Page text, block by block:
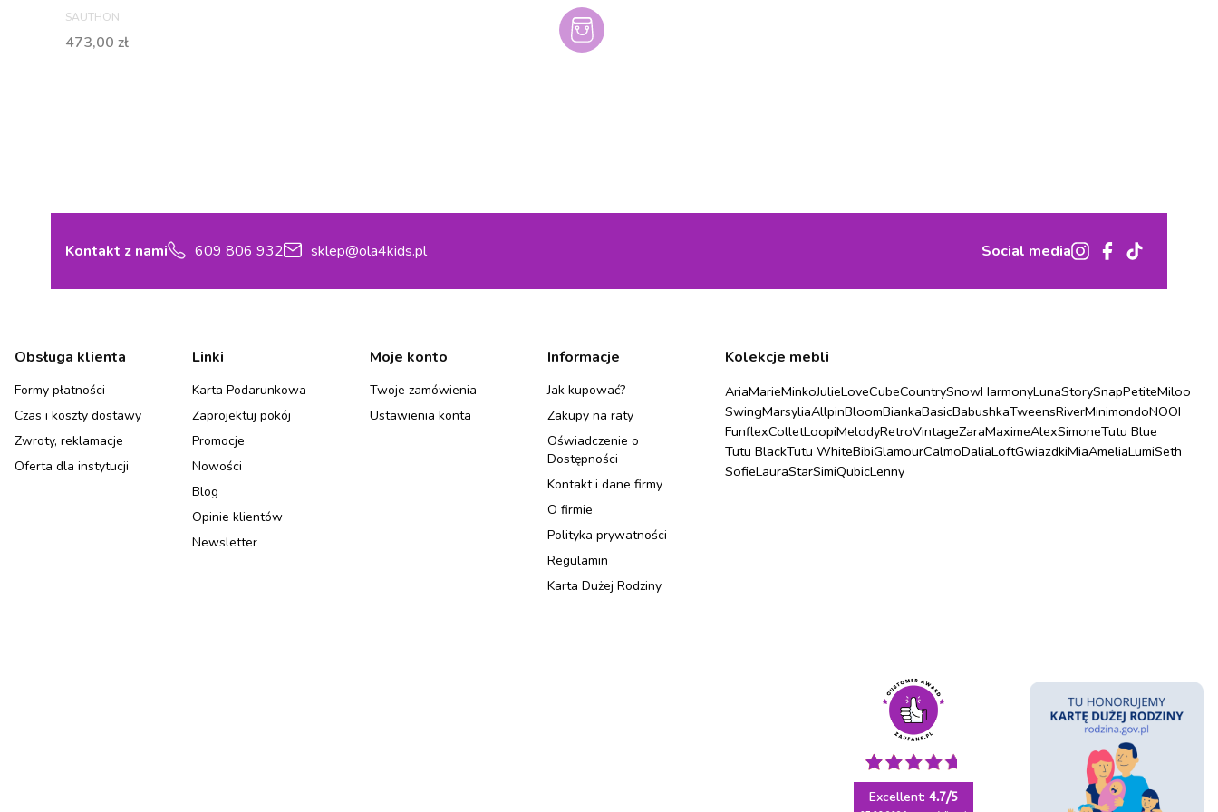
PRODUCENT
SAUTHON
Cena
473,00 zł
Kontakt z nami 609 806 932 sklep@ola4kids.pl Social media
Linki w stopce
Obsługa klienta
Formy płatności
Czas i koszty dostawy
Zwroty, reklamacje
Oferta dla instytucji
Linki
Karta Podarunkowa
Zaprojektuj pokój
Promocje
Nowości
Blog
Opinie klientów
Newsletter
Moje konto
Twoje zamówienia
Ustawienia konta
Informacje
Jak kupować?
Zakupy na raty
Oświadczenie o
Dostępności
Kontakt i dane firmy
O firmie
Polityka prywatności
Regulamin
Karta Dużej Rodziny
Kolekcje mebli
AriaMarieMinkoJulieLoveCubeCountrySnowHarmonyLunaStorySnapPetiteMiloo
SwingMarsyliaAllpinBloomBiankaBasicBabushkaTweensRiverMinimondoNOOI
FunflexColletLoopiMelodyRetroVintageZaraMaximeAlexSimoneTutu Blue
Tutu BlackTutu WhiteBibiGlamourCalmoDaliaLoftGwiazdkiMiaAmeliaLumiSeth
SofieLauraStarSimiQubicLenny
Excellent: 4.7/5